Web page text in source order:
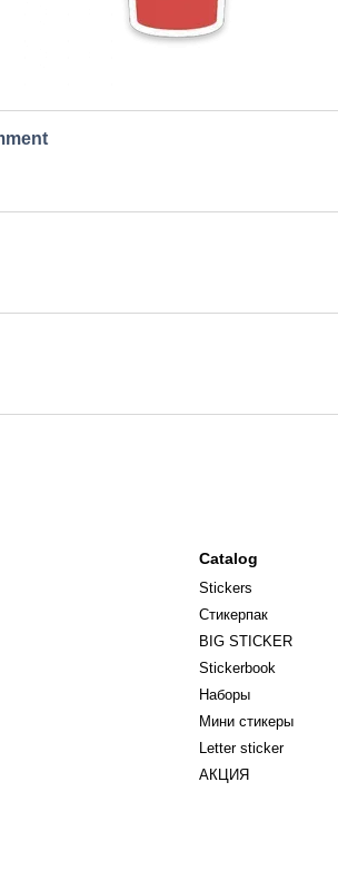
Catalog
Stickers
Стикерпак
BIG STICKER
Stickerbook
Наборы
Мини стикеры
Letter sticker
АКЦИЯ